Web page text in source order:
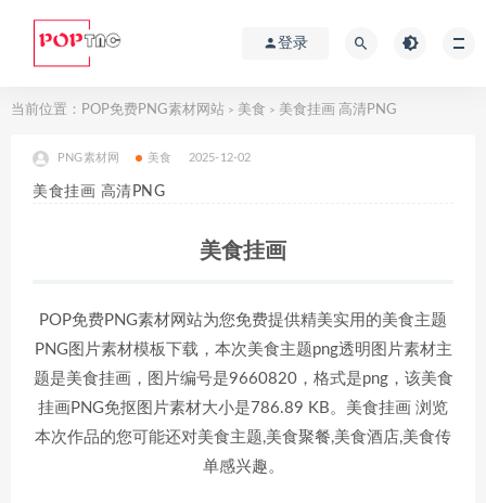
登录
当前位置： POP免费PNG素材网站 > 美食 > 美食挂画 高清PNG
PNG素材网 美食 2025-12-02
美食挂画 高清PNG
美食挂画
POP免费PNG素材网站为您免费提供精美实用的美食主题
PNG图片素材模板下载，本次美食主题png透明图片素材主
题是美食挂画，图片编号是9660820，格式是png，该美食
挂画PNG免抠图片素材大小是786.89 KB。美食挂画 浏览
本次作品的您可能还对美食主题,美食聚餐,美食酒店,美食传
单感兴趣。